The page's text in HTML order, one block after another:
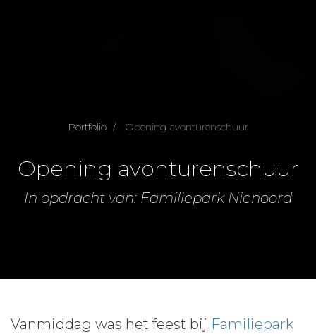
Portfolio Opening avonturenschuur
Opening avonturenschuur
In opdracht van: Familiepark Nienoord
Vanmiddag was het feest bij Familiepark